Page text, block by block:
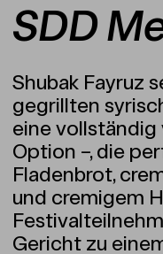
SDD
Shubak Fayruz
gegrillten
eine vollständig
Option –, die
Fladenbrot,
und cremigem
Gericht zu